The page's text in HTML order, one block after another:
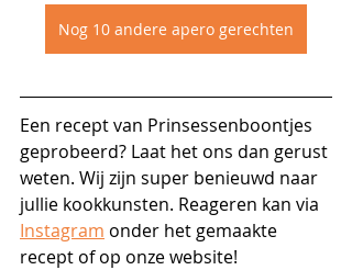
Nog 10 andere apero gerechten
Een recept van Prinsessenboontjes
geprobeerd? Laat het ons dan gerust
weten. Wij zijn super benieuwd naar
jullie kookkunsten. Reageren kan via
Instagram onder het gemaakte
recept of op onze website!